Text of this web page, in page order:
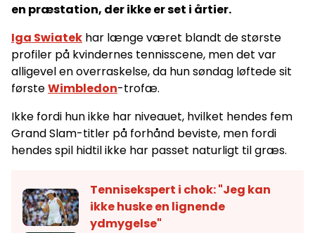
en præstation, der ikke er set i årtier.
Iga Swiatek har længe været blandt de største
profiler på kvindernes tennisscene, men det var
alligevel en overraskelse, da hun søndag løftede sit
førsteWimbledon-trofæ.
Ikke fordi hun ikke har niveauet, hvilket hendes fem
Grand Slam-titler på forhånd beviste, men fordi
hendes spil hidtil ikke har passet naturligt til græs.
Tennisekspert i chok: "Jeg kan
ikke huske en lignende
ydmygelse"